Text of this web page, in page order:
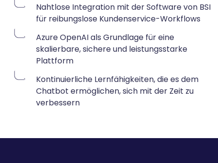
Nahtlose Integration mit der Software von BSI
für reibungslose Kundenservice-Workflows
Azure OpenAI als Grundlage für eine
skalierbare, sichere und leistungsstarke
Plattform
Kontinuierliche Lernfähigkeiten, die es dem
Chatbot ermöglichen, sich mit der Zeit zu
verbessern